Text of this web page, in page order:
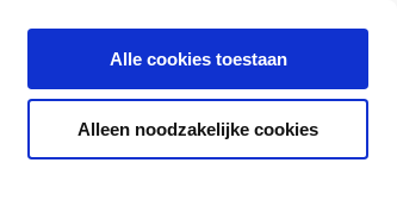
Alle cookies toestaan
Alleen noodzakelijke cookies